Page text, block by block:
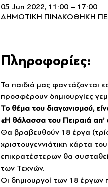
05 Jun 2022, 11:00 – 17:00
ΔΗΜΟΤΙΚΗ ΠΙΝΑΚΟΘΗΚΗ
Πληροφορίες:
Τα παιδιά μας φαντάζονται
προσφέρουν δημιουργίες
Το θέμα του διαγωνισμού,
«Η θάλασσα του Πειραιά απ’
Θα βραβευθούν 18 έργα
χριστουγεννιάτικη κάρτα
επικρατέστερων θα συσταθεί
των Τεχνών.
Οι δημιουργοί των 18 έργων